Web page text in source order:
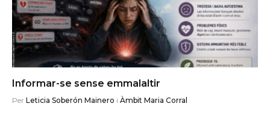
Informar-se sense emmalaltir
Per Leticia Soberón Mainero i Àmbit Maria Corral